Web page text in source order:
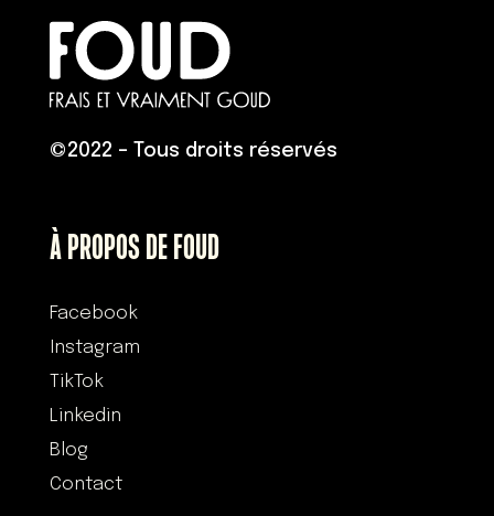
©2022 – Tous droits réservés
À PROPOS DE FOUD
Facebook
Instagram
TikTok
Linkedin
Blog
Contact